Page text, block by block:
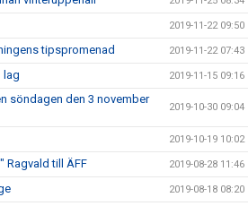
2019-11-22 09:50
tipspromenad 2019-11-22 07:43
lag 2019-11-15 09:16
söndagen den 3 november
2019-10-30 09:04
2019-10-19 10:02
Ragvald till ÄFF 2019-08-28 11:46
2019-08-18 08:20